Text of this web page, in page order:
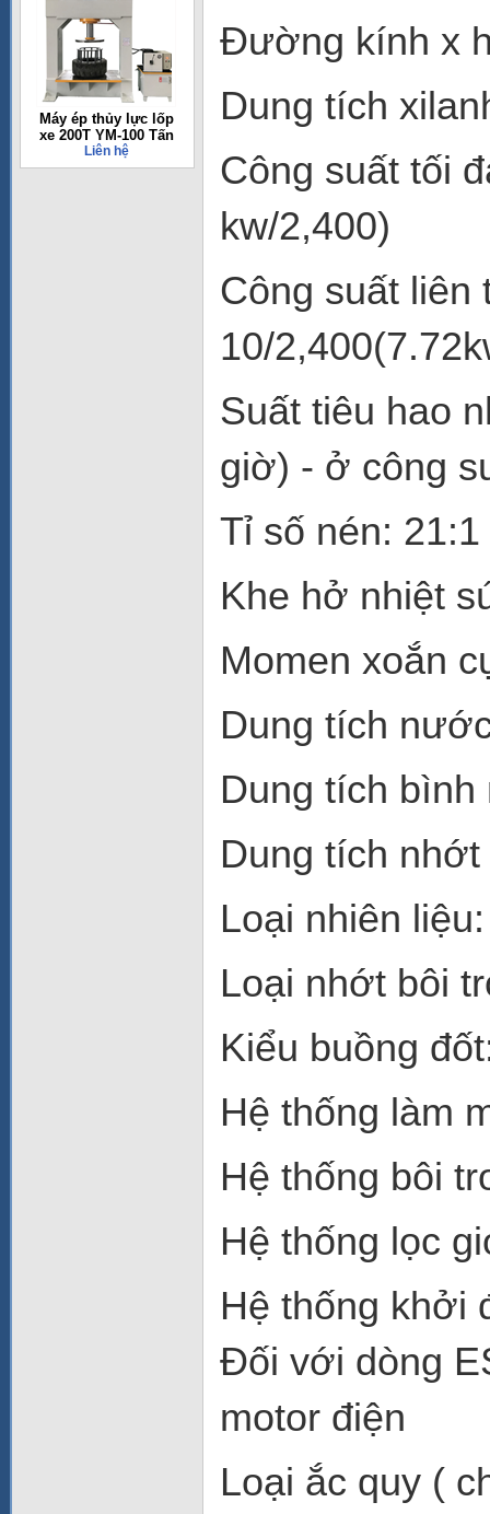
Máy ép thủy lực lốp
xe 200T YM-100 Tấn
Liên hệ
Đường kính x
Dung tích
Công suất tối
kw/2,400)
Công suất liên
10/
Suất tiêu hao
giờ) - ở công
Tỉ số nén: 21:1
Khe hở nhiệt
Momen xoắn
Dung tích
Dung tích bình
Dung tích
Loại nhiên
Loại nhớt bôi
Kiểu buồng
Hệ thống làm
Hệ thống bôi
Hệ thống lọc
Hệ thống khởi
Đối với dòng
motor điện
Loại ắc quy (